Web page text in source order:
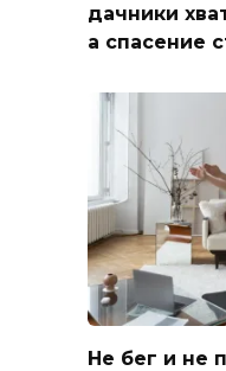
дачники
а спасение
Не бег и не